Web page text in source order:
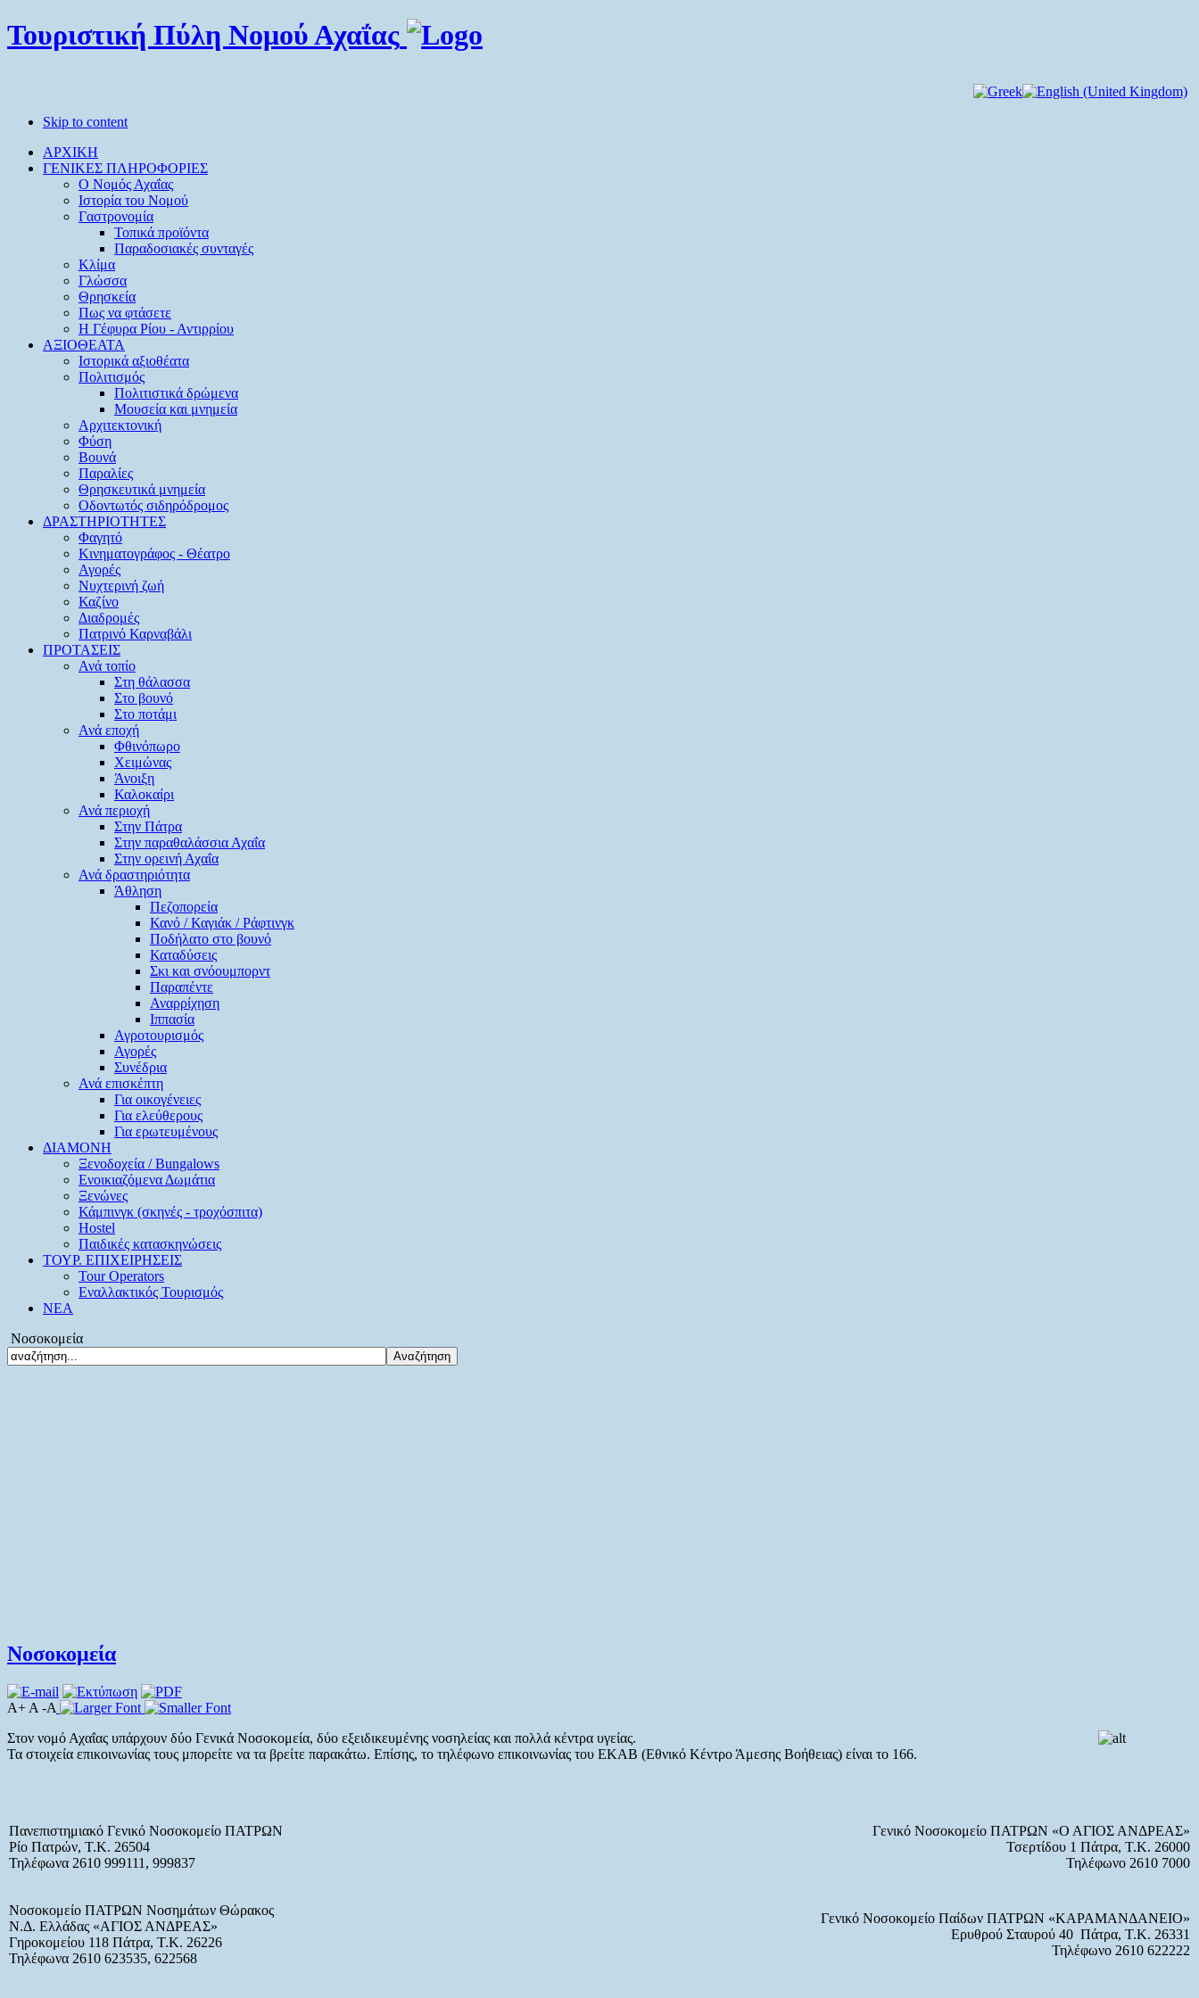
Τουριστική Πύλη Νομού Αχαΐας
Skip to content
ΑΡΧΙΚΗ
ΓΕΝΙΚΕΣ ΠΛΗΡΟΦΟΡΙΕΣ
O Νομός Αχαΐας
Ιστορία του Νομού
Γαστρονομία
Τοπικά προϊόντα
Παραδοσιακές συνταγές
Κλίμα
Γλώσσα
Θρησκεία
Πως να φτάσετε
Η Γέφυρα Ρίου - Αντιρρίου
ΑΞΙΟΘΕΑΤΑ
Ιστορικά αξιοθέατα
Πολιτισμός
Πολιτιστικά δρώμενα
Μουσεία και μνημεία
Αρχιτεκτονική
Φύση
Βουνά
Παραλίες
Θρησκευτικά μνημεία
Οδοντωτός σιδηρόδρομος
ΔΡΑΣΤΗΡΙΟΤΗΤΕΣ
Φαγητό
Κινηματογράφος - Θέατρο
Αγορές
Νυχτερινή ζωή
Καζίνο
Διαδρομές
Πατρινό Καρναβάλι
ΠΡΟΤΑΣΕΙΣ
Ανά τοπίο
Στη θάλασσα
Στο βουνό
Στο ποτάμι
Ανά εποχή
Φθινόπωρο
Χειμώνας
Άνοιξη
Καλοκαίρι
Ανά περιοχή
Στην Πάτρα
Στην παραθαλάσσια Αχαΐα
Στην ορεινή Αχαΐα
Ανά δραστηριότητα
Άθληση
Πεζοπορεία
Κανό / Καγιάκ / Ράφτινγκ
Ποδήλατο στο βουνό
Καταδύσεις
Σκι και σνόουμπορντ
Παραπέντε
Αναρρίχηση
Ιππασία
Αγροτουρισμός
Αγορές
Συνέδρια
Ανά επισκέπτη
Για οικογένειες
Για ελεύθερους
Για ερωτευμένους
ΔΙΑΜΟΝΗ
Ξενοδοχεία / Bungalows
Ενοικιαζόμενα Δωμάτια
Ξενώνες
Κάμπινγκ (σκηνές - τροχόσπιτα)
Hostel
Παιδικές κατασκηνώσεις
ΤΟΥΡ. ΕΠΙΧΕΙΡΗΣΕΙΣ
Tour Operators
Εναλλακτικός Τουρισμός
ΝΕΑ
Νοσοκομεία
Νοσοκομεία
A+ A -A
Στον νομό Αχαΐας υπάρχουν δύο Γενικά Νοσοκομεία, δύο εξειδικευμένης νοσηλείας και πολλά κέντρα υγείας.
Τα στοιχεία επικοινωνίας τους μπορείτε να τα βρείτε παρακάτω. Επίσης, το τηλέφωνο επικοινωνίας του ΕΚΑΒ (Εθνικό Κέντρο Άμεσης Βοήθειας) είναι το 166.
Πανεπιστημιακό Γενικό Νοσοκομείο ΠΑΤΡΩΝ
Ρίο Πατρών, Τ.Κ. 26504
Τηλέφωνα 2610 999111, 999837
Γενικό Νοσοκομείο ΠΑΤΡΩΝ «Ο ΑΓΙΟΣ ΑΝΔΡΕΑΣ»
Τσερτίδου 1 Πάτρα, Τ.Κ. 26000
Τηλέφωνο 2610 7000
Νοσοκομείο ΠΑΤΡΩΝ Νοσημάτων Θώρακος
Ν.Δ. Ελλάδας «ΑΓΙΟΣ ΑΝΔΡΕΑΣ»
Γηροκομείου 118 Πάτρα, Τ.Κ. 26226
Τηλέφωνα 2610 623535, 622568
Γενικό Νοσοκομείο Παίδων ΠΑΤΡΩΝ «ΚΑΡΑΜΑΝΔΑΝΕΙΟ»
Ερυθρού Σταυρού 40 Πάτρα, Τ.Κ. 26331
Τηλέφωνο 2610 622222